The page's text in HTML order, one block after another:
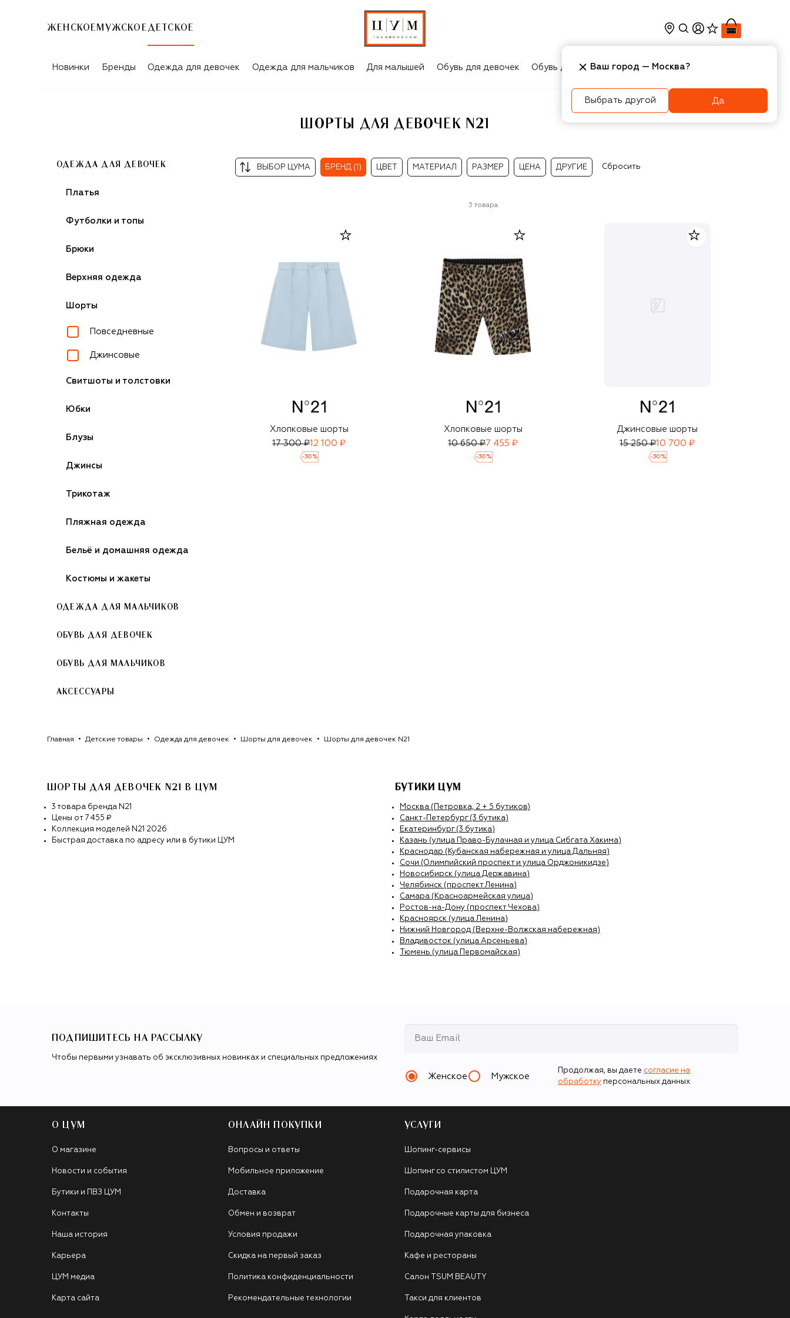
ЖЕНСКОЕ МУЖСКОЕ ДЕТСКОЕ
ШОРТЫ ДЛЯ ДЕВОЧЕК N21
Новинки Бренды Одежда для девочек Одежда для мальчиков Для малышей Обувь для девочек Обувь для мальчиков Игрушки Аксесcуары
ШОРТЫ ДЛЯ ДЕВОЧЕК N21
ОДЕЖДА ДЛЯ ДЕВОЧЕК
Платья
Футболки и топы
Брюки
Верхняя одежда
Шорты
Повседневные
Джинсовые
Свитшоты и толстовки
Юбки
Блузы
Джинсы
Трикотаж
Пляжная одежда
Бельё и домашняя одежда
Костюмы и жакеты
ОДЕЖДА ДЛЯ МАЛЬЧИКОВ
ОБУВЬ ДЛЯ ДЕВОЧЕК
ОБУВЬ ДЛЯ МАЛЬЧИКОВ
АКСЕССУАРЫ
ВЫБОР ЦУМА БРЕНД (1) ЦВЕТ МАТЕРИАЛ РАЗМЕР ЦЕНА ДРУГИЕ Сбросить
3 товара
Хлопковые шорты
17 300 ₽12 100 ₽
-30 %
Хлопковые шорты
10 650 ₽7 455 ₽
-30 %
Джинсовые шорты
15 250 ₽10 700 ₽
-30 %
Главная Детские товары Одежда для девочек Шорты для девочек Шорты для девочек N21
ШОРТЫ ДЛЯ ДЕВОЧЕК N21 В ЦУМ
3 товара бренда N21
Цены от 7 455 ₽
Коллекция моделей N21 2026
Быстрая доставка по адресу или в бутики ЦУМ
БУТИКИ ЦУМ
Москва (Петровка, 2 + 5 бутиков)
Санкт-Петербург (3 бутика)
Екатеринбург (3 бутика)
Казань (улица Право-Булачная и улица Сибгата Хакима)
Краснодар (Кубанская набережная и улица Дальняя)
Сочи (Олимпийский проспект и улица Орджоникидзе)
Новосибирск (улица Державина)
Челябинск (проспект Ленина)
Самара (Красноармейская улица)
Ростов-на-Дону (проспект Чехова)
Красноярск (улица Ленина)
Нижний Новгород (Верхне-Волжская набережная)
Владивосток (улица Арсеньева)
Тюмень (улица Первомайская)
ПОДПИШИТЕСЬ НА РАССЫЛКУ
Чтобы первыми узнавать об эксклюзивных новинках и специальных предложениях
Женское Мужское
Продолжая, вы даете согласие на
обработку персональных данных
О ЦУМ
О магазине
Новости и события
Бутики и ПВЗ ЦУМ
Контакты
Наша история
Карьера
ЦУМ медиа
Карта сайта
ОНЛАЙН ПОКУПКИ
Вопросы и ответы
Мобильное приложение
Доставка
Обмен и возврат
Условия продажи
Скидка на первый заказ
Политика конфиденциальности
Рекомендательные технологии
УСЛУГИ
Шопинг-сервисы
Шопинг со стилистом ЦУМ
Подарочная карта
Подарочные карты для бизнеса
Подарочная упаковка
Кафе и рестораны
Салон TSUM BEAUTY
Такси для клиентов
Ваш город — Москва?
Выбрать другой Да